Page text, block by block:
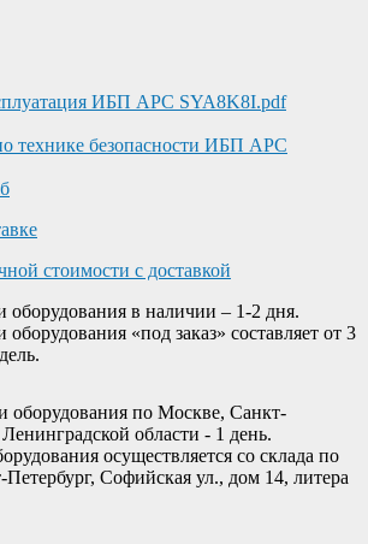
ИБП APC SYA8K8I.pdf
технике безопасности ИБП APC
стоимости с доставкой
оборудования в наличии – 1-2 дня.
оборудования «под заказ» составляет от 3
оборудования по Москве, Санкт-
области - 1 день.
осуществляется со склада по
Петербург, Софийская ул., дом 14, литера